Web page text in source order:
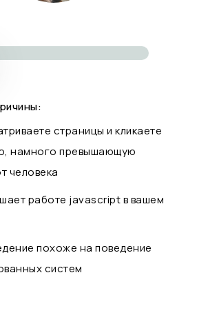
страницы и кликаете
намного превышающую
человека
работе javascript в вашем
похоже на поведение
систем